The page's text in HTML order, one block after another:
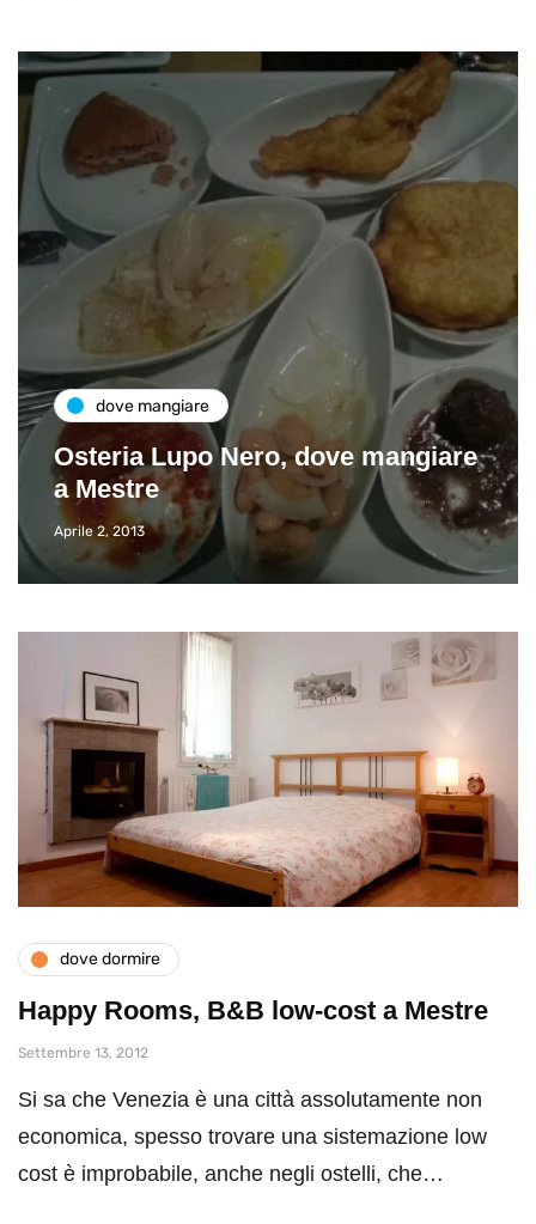
dove mangiare
Osteria Lupo Nero, dove mangiare
a Mestre
Aprile 2, 2013
dove dormire
Happy Rooms, B&B low-cost a Mestre
Settembre 13, 2012
Si sa che Venezia è una città assolutamente non
economica, spesso trovare una sistemazione low
cost è improbabile, anche negli ostelli, che…